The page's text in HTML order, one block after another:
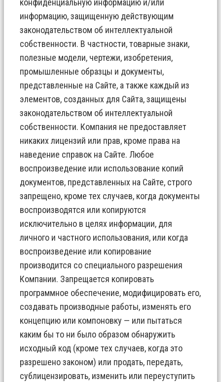
конфиденциальную информацию и/или
информацию, защищенную действующим
законодательством об интеллектуальной
собственности. В частности, товарные знаки,
полезные модели, чертежи, изобретения,
промышленные образцы и документы,
представленные на Сайте, а также каждый из
элементов, созданных для Сайта, защищены
законодательством об интеллектуальной
собственности. Компания не предоставляет
никаких лицензий или прав, кроме права на
наведение справок на Сайте. Любое
воспроизведение или использование копий
документов, представленных на Сайте, строго
запрещено, кроме тех случаев, когда документы
воспроизводятся или копируются
исключительно в целях информации, для
личного и частного использования, или когда
воспроизведение или копирование
производится со специального разрешения
Компании. Запрещается копировать
программное обеспечение, модифицировать его,
создавать производные работы, изменять его
концепцию или компоновку — или пытаться
каким бы то ни было образом обнаружить
исходный код (кроме тех случаев, когда это
разрешено законом) или продать, передать,
сублицензировать, изменить или переуступить